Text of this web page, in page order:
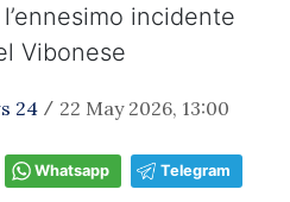
incidente
Vibonese
24 / 22 May 2026, 13:00
Whatsapp Telegram